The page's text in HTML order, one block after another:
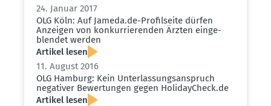
24. Januar 2017
OLG Köln: Auf Jameda.​de-Profil­seite dürfen
Anzeigen von konkur­rie­renden Ärzten einge­
blendet werden
Artikel lesen
11. August 2016
OLG Hamburg: Kein Unter­las­sungs­an­spruch
negativer Bewer­tungen gegen Holiday­Check.de
Artikel lesen